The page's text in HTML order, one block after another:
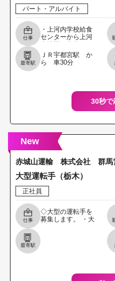
パート・アルバイト
仕事
・上河内学校給食
センターから上河
配送業務 ・学校か
らの回収業務 （１
～２校を担当して
最寄駅
ＪＲ宇都宮駅 か
ら 車30分
30秒で
New
赤城山運輸 株式会社 群馬
大型運転手（栃木）
正社員
仕事
◇大型の運転手を
募集します。 ・大
最寄駅